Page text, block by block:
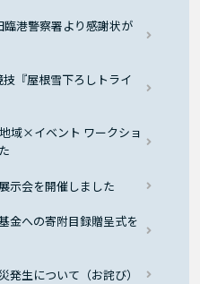
臨港警察署より感謝状が
『屋根雪下ろしトライ
域×イベント ワークショ
示会を開催しました
金への寄附目録贈呈式を
生について（お詫び）